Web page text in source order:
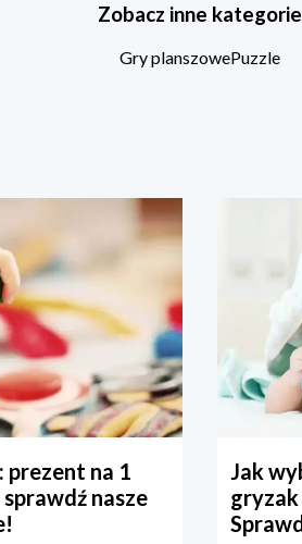
Zobacz inne kategorie
Gry planszowePuzzle
prezent na 1
nasze
Jak
gryzak